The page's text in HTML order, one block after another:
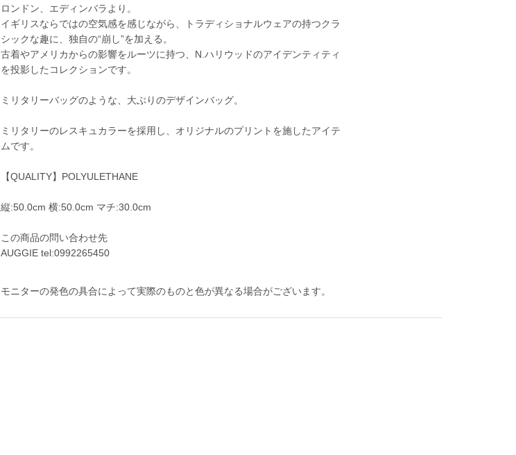
ロンドン、エディンバラより。
イギリスならではの空気感を感じながら、トラディショナルウェアの持つクラ
シックな趣に、独自の“崩し”を加える。
古着やアメリカからの影響をルーツに持つ、N.ハリウッドのアイデンティティ
を投影したコレクションです。
ミリタリーバッグのような、大ぶりのデザインバッグ。
ミリタリーのレスキュカラーを採用し、オリジナルのプリントを施したアイテ
ムです。
【QUALITY】POLYULETHANE
縦:50.0cm 横:50.0cm マチ:30.0cm
この商品の問い合わせ先
AUGGIE tel:0992265450
モニターの発色の具合によって実際のものと色が異なる場合がございます。